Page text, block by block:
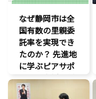
なぜ静岡市は全
国有数の里親委
託率を実現でき
たのか？ 先進地
に学ぶピアサポ
ートと支援体制
の核心